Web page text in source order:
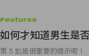
Features
如何才知道男生是
第 5 點是很重要的提示呢！